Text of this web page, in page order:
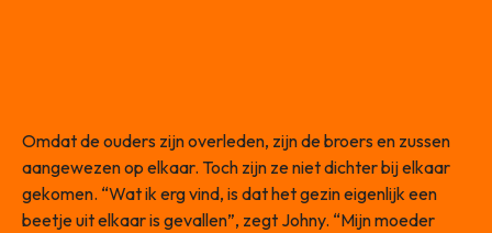
Omdat de ouders zijn overleden, zijn de broers en zussen
aangewezen op elkaar. Toch zijn ze niet dichter bij elkaar
gekomen. “Wat ik erg vind, is dat het gezin eigenlijk een
beetje uit elkaar is gevallen”, zegt Johny. “Mijn moeder